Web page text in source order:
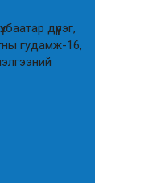
дүүрэг,
гудамж-16,